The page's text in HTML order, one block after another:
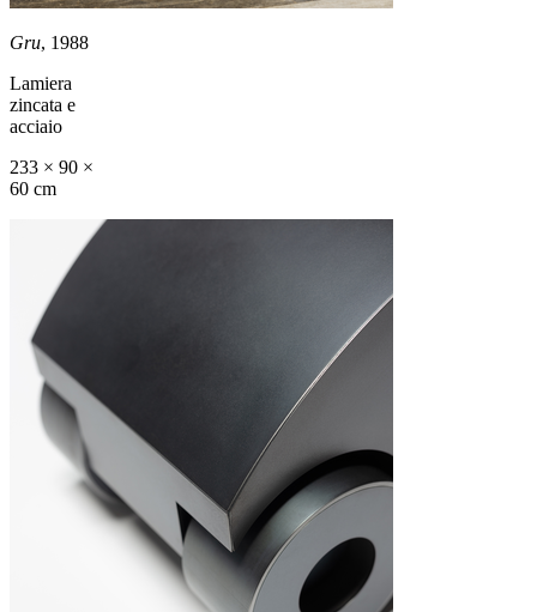
Gru, 1988
Lamiera
zincata e
acciaio
233 × 90 ×
60 cm